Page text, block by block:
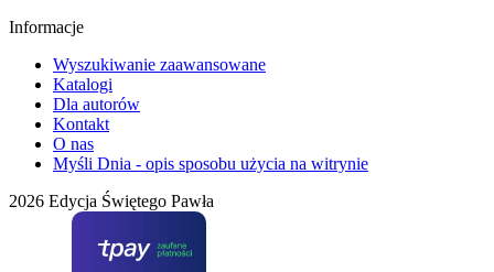
Informacje
Wyszukiwanie zaawansowane
Katalogi
Dla autorów
Kontakt
O nas
Myśli Dnia - opis sposobu użycia na witrynie
2026 Edycja Świętego Pawła